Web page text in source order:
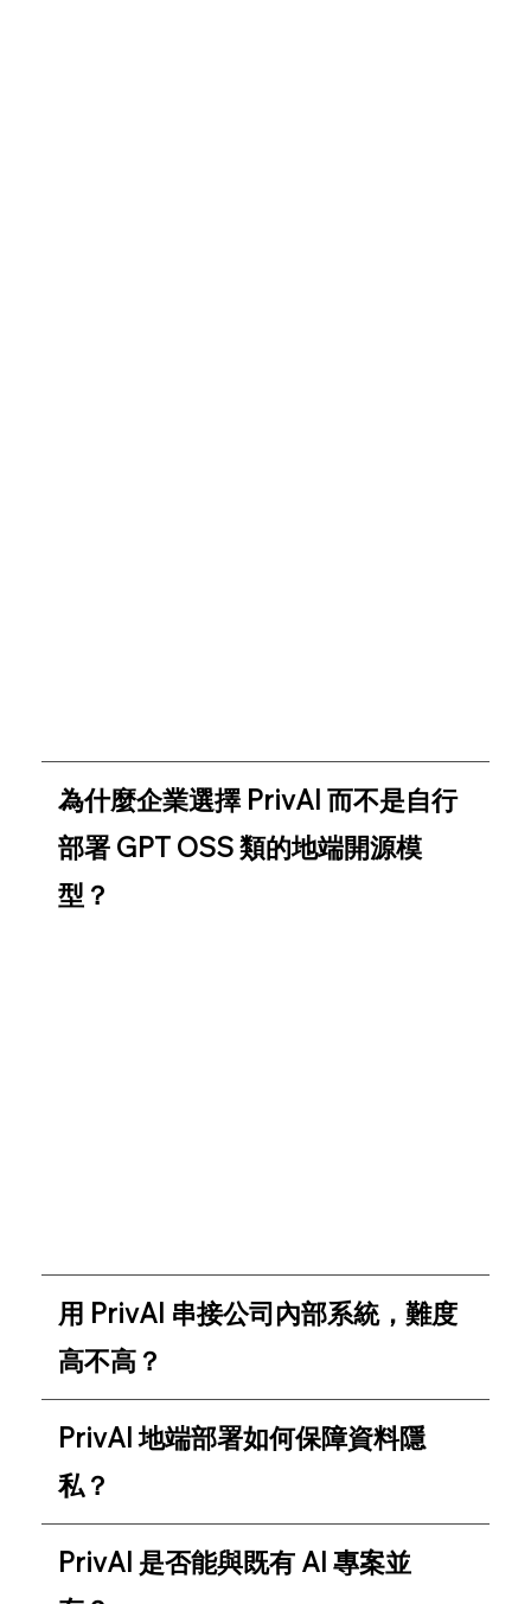
為什麼企業選擇 PrivAI 而不是自行
部署 GPT OSS 類的地端開源模
型？
用 PrivAI 串接公司內部系統，難度
高不高？
PrivAI 地端部署如何保障資料隱
私？
PrivAI 是否能與既有 AI 專案並